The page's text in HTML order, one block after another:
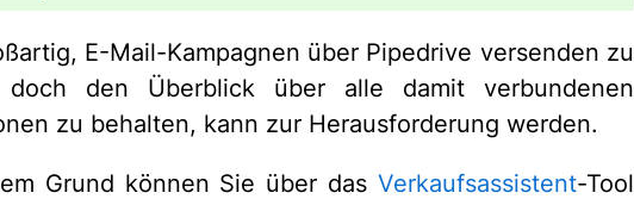
E-Mail-Kampagnen über Pipedrive versenden zu
doch den Überblick über alle damit verbundenen
zu behalten, kann zur Herausforderung werden.
Grund können Sie über das Verkaufsassistent-Tool